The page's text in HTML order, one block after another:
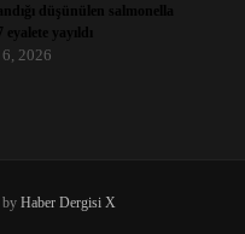
düşünülen salmonella
eyalete yayıldı
2026
by Haber Dergisi X